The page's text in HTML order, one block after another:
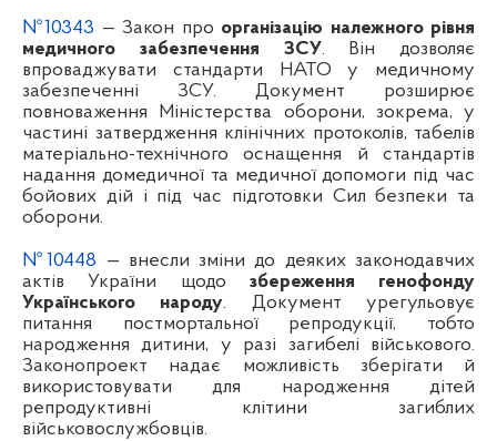
№10343 — Закон про організацію належного рівня
медичного забезпечення ЗСУ. Він дозволяє
впроваджувати стандарти НАТО у медичному
забезпеченні ЗСУ. Документ розширює
повноваження Міністерства оборони, зокрема, у
частині затвердження клінічних протоколів, табелів
матеріально-технічного оснащення й стандартів
надання домедичної та медичної допомоги під час
бойових дій і під час підготовки Сил безпеки та
оборони.
№10448 — внесли зміни до деяких законодавчих
актів України щодо збереження генофонду
Українського народу. Документ урегульовує
питання постмортальної репродукції, тобто
народження дитини, у разі загибелі військового.
Законопроект надає можливість зберігати й
використовувати для народження дітей
репродуктивні клітини загиблих
військовослужбовців.